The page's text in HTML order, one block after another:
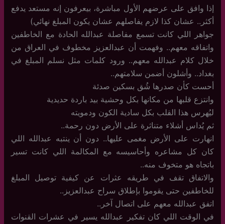
إذا وافق على عرضهم الأول مباشرة، بيعرفون إنه مستعد يدفع
أكثر.. عشان كذا لازم يفاصلهم عشان يكون المبلغ نهائي)
جواهر اللي كانت تسمع مفاصلة عبدالله الحادة مع الخاطفين
واتفاقه معهم.. وفهمت أن عبدالعزيز مخطوف في العراق من
خلال كلام عبدالله معهم.. ورود كلمات مثل نسلم المبلغ في
بغداد.. وأشلون أضمن سلامتهم..
أحست كأن صدرها شُق بسكين صدئة
وانتزع قلبها من مكانها بكل وحشية بيد باردة حديدية
ليُهرس هذا القلب بكل سادية الكون ودمويته
ثم يُداس أشلاء متناثرة على الأرض دون رحمة..
انهارت على الأرض مغمى عليها.. دون أن ينتبه عبدالله اللي
كان كل مشاعره وأحاسيسه مع المكالمة اللي كانت تسير
باتجاه هو متخوف منه..
والاتفاق تقف في طريقه عثرات عن كيفية توصيل المبلغ
للخاطفين حتى يقوموا بإطلاق سراح عبدالعزيز..
اتفق عبدالله معهم على اتصال آخر..
في الوقت اللي كان تفكير عبدالله يسير في عشرات القنوات